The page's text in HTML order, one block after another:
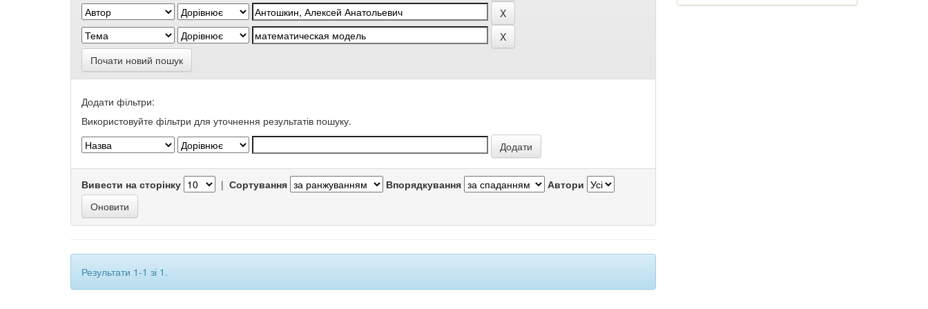
Почати новий пошук
Додати фільтри:
Використовуйте фільтри для уточнення результатів пошуку.
Вивести на сторінку | Сортування Впорядкування Автори
Результати 1-1 зі 1.